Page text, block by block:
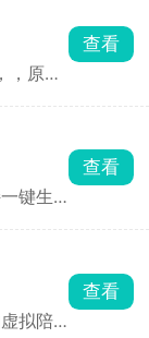
择，
都拥
家还
设定外
，原来
算就
，学习
查看
键生
动生
型，零
到专
查看
拟陪
查看